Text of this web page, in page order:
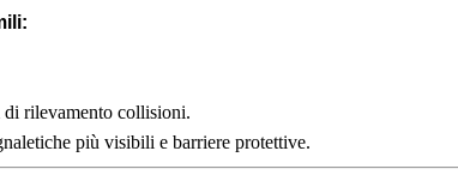
di rilevamento collisioni.
più visibili e barriere protettive.